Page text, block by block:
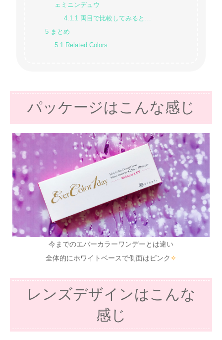
ェミニンデュウ
4.1.1両目で比較してみると…
5 まとめ
5.1Related Colors
パッケージはこんな感じ
今までのエバーカラーワンデーとは違い
全体的にホワイトベースで側面はピンク✧
レンズデザインはこんな
感じ